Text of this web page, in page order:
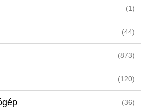
(1)
(44)
(873)
(120)
(36)